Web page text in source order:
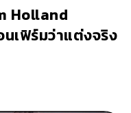
Holland
เฟิร์มว่าแต่งจริง